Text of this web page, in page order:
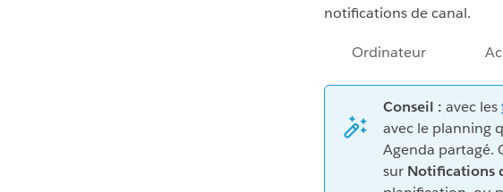
notifications de canal.
Ordinateur
Conseil : avec les
avec le planning
Agenda partagé.
sur Notifications